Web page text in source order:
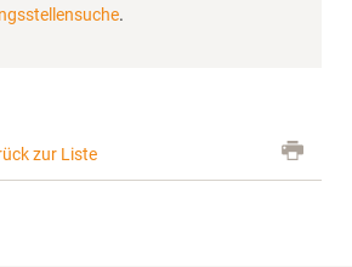
.
zur Liste